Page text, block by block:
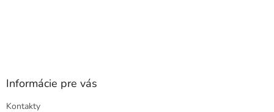
Informácie pre vás
Kontakty